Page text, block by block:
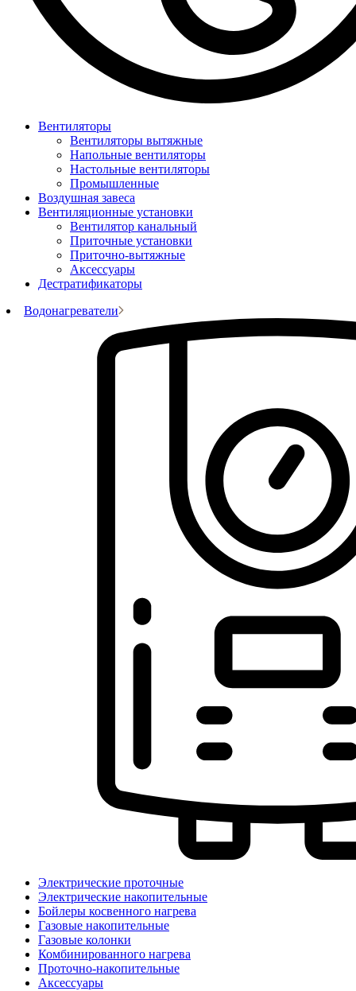
Вентиляторы
Вентиляторы вытяжные
Напольные вентиляторы
Настольные вентиляторы
Промышленные
Воздушная завеса
Вентиляционные установки
Вентилятор канальный
Приточные установки
Приточно-вытяжные
Аксессуары
Дестратификаторы
Водонагреватели
Электрические проточные
Электрические накопительные
Бойлеры косвенного нагрева
Газовые накопительные
Газовые колонки
Комбинированного нагрева
Проточно-накопительные
Аксессуары